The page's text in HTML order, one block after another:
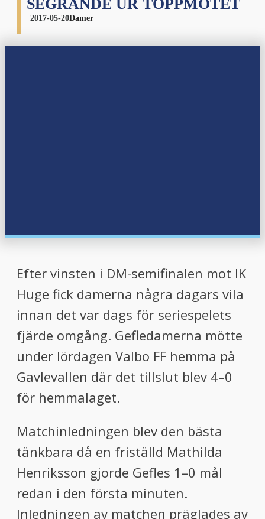
SEGRANDE UR TOPPMÖTET
2017-05-20Damer
Efter vinsten i DM-semifinalen mot IK
Huge fick damerna några dagars vila
innan det var dags för seriespelets
fjärde omgång. Gefledamerna mötte
under lördagen Valbo FF hemma på
Gavlevallen där det tillslut blev 4–0
för hemmalaget.
Matchinledningen blev den bästa
tänkbara då en friställd Mathilda
Henriksson gjorde Gefles 1–0 mål
redan i den första minuten.
Inledningen av matchen präglades av